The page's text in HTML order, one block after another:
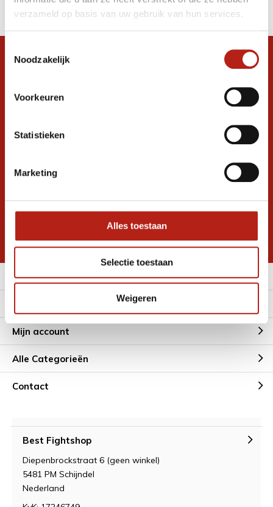
verzameld op basis van uw gebruik van hun services.
Noodzakelijk
Voorkeuren
Statistieken
Marketing
Alles toestaan
Selectie toestaan
Weigeren
Sorteren op
Snel antwoord op je vraag?
graag verder. 24/7
Ontvang de nieuwste aanbiedingen en
Inschrijven voor
* Lees hier de wettelijke beperkingen
Meer informatie
Mijn account
Alle Categorieën
Contact
Best Fightshop
Diepenbrockstraat 6 (geen winkel)
5481 PM Schijndel
Nederland